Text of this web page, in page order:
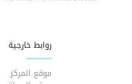
البحوث
روابط خارجية
موقع المركز